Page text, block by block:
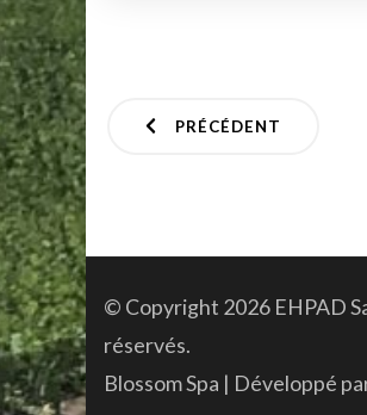
Pagination
PRÉCÉDENT
© Copyright 2026 EHPAD
réservés.
Blossom Spa | Développé